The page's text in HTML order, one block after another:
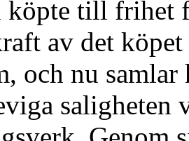
köpte till frihet
av det
och nu
saligheten